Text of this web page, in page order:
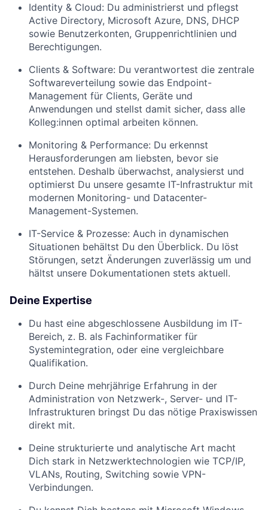
Identity & Cloud: Du administrierst und pflegst
Active Directory, Microsoft Azure, DNS, DHCP
sowie Benutzerkonten, Gruppenrichtlinien und
Berechtigungen.
Clients & Software: Du verantwortest die zentrale
Softwareverteilung sowie das Endpoint-
Management für Clients, Geräte und
Anwendungen und stellst damit sicher, dass alle
Kolleg:innen optimal arbeiten können.
Monitoring & Performance: Du erkennst
Herausforderungen am liebsten, bevor sie
entstehen. Deshalb überwachst, analysierst und
optimierst Du unsere gesamte IT-Infrastruktur mit
modernen Monitoring- und Datacenter-
Management-Systemen.
IT-Service & Prozesse: Auch in dynamischen
Situationen behältst Du den Überblick. Du löst
Störungen, setzt Änderungen zuverlässig um und
hältst unsere Dokumentationen stets aktuell.
Deine Expertise
Du hast eine abgeschlossene Ausbildung im IT-
Bereich, z. B. als Fachinformatiker für
Systemintegration, oder eine vergleichbare
Qualifikation.
Durch Deine mehrjährige Erfahrung in der
Administration von Netzwerk-, Server- und IT-
Infrastrukturen bringst Du das nötige Praxiswissen
direkt mit.
Deine strukturierte und analytische Art macht
Dich stark in Netzwerktechnologien wie TCP/IP,
VLANs, Routing, Switching sowie VPN-
Verbindungen.